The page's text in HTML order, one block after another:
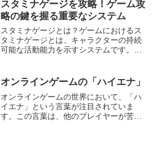
りできます。さらに、グラップラーは相
手の動きを制限し、コンボや固めを展開
しやすいという利点があります。ただ
し、グラップラーはリーチが短く、飛び
道具を苦手とする傾向があるため、相手
スタミナゲージを攻略！ゲーム攻
略の鍵を握る重要なシステム
スタミナゲージとは？ゲームにおけるス
タミナゲージとは、キャラクターの持続
可能な活動能力を示すシステムです。多
るために消費されます。スタミナゲージ
が空になると、キャラクターは一時的に
これらのアクションができなくなりま
す。スタミナゲージは、プレイヤーの戦
略的な意思決定に影響を与えます。スタ
オンラインゲームの「ハイエナ」
オンラインゲームの世界において、「ハ
イエナ」という言葉が注目されていま
す。この言葉は、他のプレイヤーが苦労